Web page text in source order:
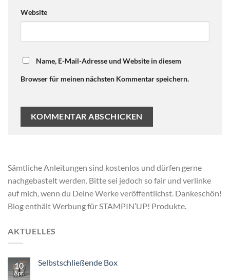
Website
Name, E-Mail-Adresse und Website in diesem
Browser für meinen nächsten Kommentar speichern.
Sämtliche Anleitungen sind kostenlos und dürfen gerne
nachgebastelt werden. Bitte sei jedoch so fair und verlinke
auf mich, wenn du Deine Werke veröffentlichst. Dankeschön!
Blog enthält Werbung für STAMPIN’UP! Produkte.
AKTUELLES
10
Apr.
Selbstschließende Box